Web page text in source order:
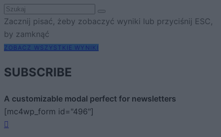
Zacznij pisać, żeby zobaczyć wyniki lub przyciśnij ESC,
by zamknąć
ZOBACZ WSZYSTKIE WYNIKI
SUBSCRIBE
A customizable modal perfect for newsletters
[mc4wp_form id="496"]